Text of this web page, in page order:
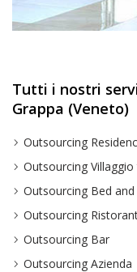
Tutti i nostri
Grappa (Veneto)
Outsourcing
Outsourcing
Outsourcing Bed
Outsourcing
Outsourcing Bar
Outsourcing Azienda